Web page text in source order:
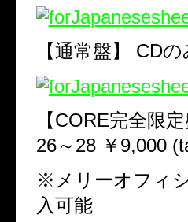
【通常盤】 CDの
【CORE完全限定
26～ 28 ￥ 9,000
※メリーオフィ
入可能